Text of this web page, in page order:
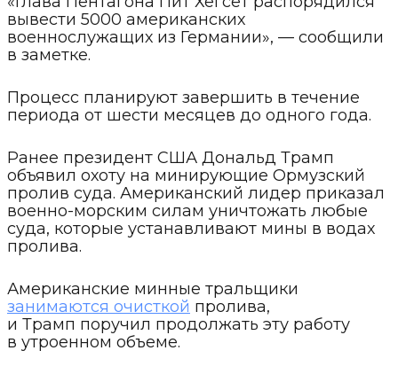
вывести 5000 американских
военнослужащих из Германии», — сообщили
в заметке.
Процесс планируют завершить в течение
периода от шести месяцев до одного года.
Ранее президент США Дональд Трамп
объявил охоту на минирующие Ормузский
пролив суда. Американский лидер приказал
военно-морским силам уничтожать любые
суда, которые устанавливают мины в водах
пролива.
Американские минные тральщики
занимаются очисткой пролива,
и Трамп поручил продолжать эту работу
в утроенном объеме.